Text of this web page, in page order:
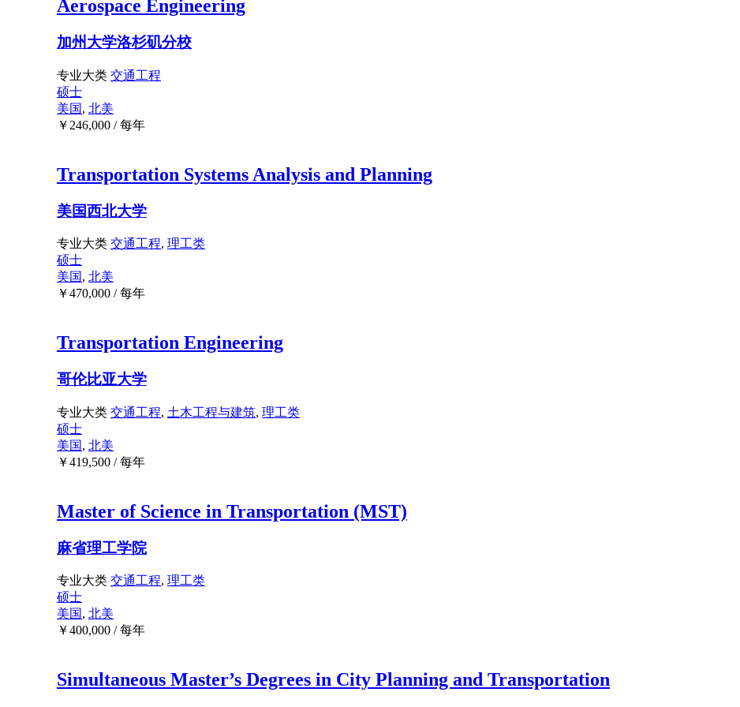
Aerospace Engineering
加州大学洛杉矶分校
专业大类 交通工程
硕士
美国, 北美
￥ 246,000 / 每年
Transportation Systems Analysis and Planning
美国西北大学
专业大类 交通工程, 理工类
硕士
美国, 北美
￥470,000 / 每年
Transportation Engineering
哥伦比亚大学
专业大类 交通工程, 土木工程与建筑, 理工类
硕士
美国, 北美
￥419,500 / 每年
Master of Science in Transportation (MST)
麻省理工学院
专业大类 交通工程, 理工类
硕士
美国 , 北美
￥400,000 / 每年
Simultaneous Master’s Degrees in City Planning and Transportation